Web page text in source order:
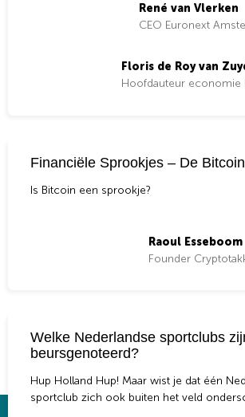
René van Vlerken
CEO Euronext
Floris de Roy van
Hoofdauteur economie
Financiële Sprookjes – De
Is Bitcoin een sprookje?
Raoul Esseboom
Founder
Welke Nederlandse sportclubs
beursgenoteerd?
Hup Holland Hup! Maar wist je dat één
sportclub zich ook buiten het veld